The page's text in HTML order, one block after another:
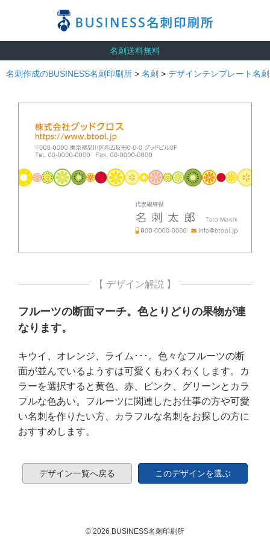
名刺送料無料
名刺作成のBUSINESS名刺印刷所 > 名刺 > デザインテンプレート名刺
【 デザイン解説 】
フルーツの断面マーチ。色とりどりの果物が連
なります。
キウイ、オレンジ、ライム･･･。色々なフルーツの断
面が並んでいるようすは可愛くもわくわくします。カ
ラーを選択すると黄色、赤、ピンク、グリーンとカラ
フルな色あい。フルーツに関連したお仕事の方や可愛
い名刺を作りたい方、カラフルな名刺をお探しの方に
おすすめします。
デザイン一覧へ戻る このデザインを選ぶ
© 2026 BUSINESS名刺印刷所